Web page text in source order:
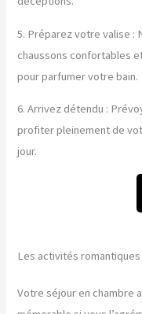
5. Préparez votre valise :
chaussons confortables
pour parfumer votre bain.
6. Arrivez détendu :
profiter pleinement de
jour.
Les activités
Votre séjour en chambre